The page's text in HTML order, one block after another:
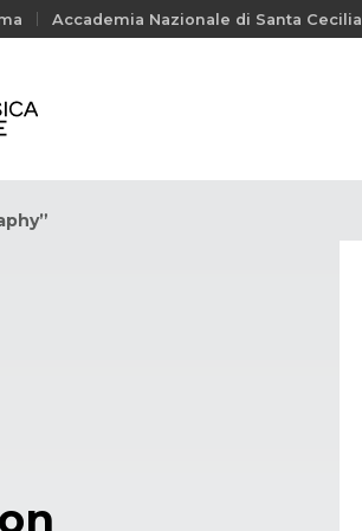
Accademia Nazionale di Santa Cecilia